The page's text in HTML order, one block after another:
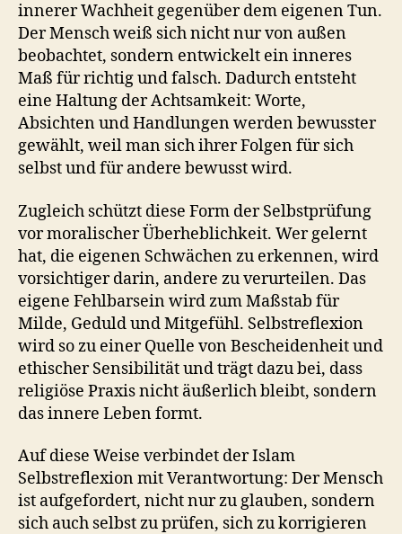
innerer Wachheit gegenüber dem eigenen Tun.
Der Mensch weiß sich nicht nur von außen
beobachtet, sondern entwickelt ein inneres
Maß für richtig und falsch. Dadurch entsteht
eine Haltung der Achtsamkeit: Worte,
Absichten und Handlungen werden bewusster
gewählt, weil man sich ihrer Folgen für sich
selbst und für andere bewusst wird.
Zugleich schützt diese Form der Selbstprüfung
vor moralischer Überheblichkeit. Wer gelernt
hat, die eigenen Schwächen zu erkennen, wird
vorsichtiger darin, andere zu verurteilen. Das
eigene Fehlbarsein wird zum Maßstab für
Milde, Geduld und Mitgefühl. Selbstreflexion
wird so zu einer Quelle von Bescheidenheit und
ethischer Sensibilität und trägt dazu bei, dass
religiöse Praxis nicht äußerlich bleibt, sondern
das innere Leben formt.
Auf diese Weise verbindet der Islam
Selbstreflexion mit Verantwortung: Der Mensch
ist aufgefordert, nicht nur zu glauben, sondern
sich auch selbst zu prüfen, sich zu korrigieren